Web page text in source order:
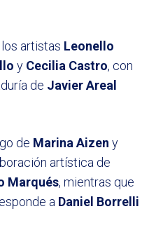
artistas Leonello
y Cecilia Castro, con
de Javier Areal
de Marina Aizen y
artística de
Marqués, mientras que
a Daniel Borrelli